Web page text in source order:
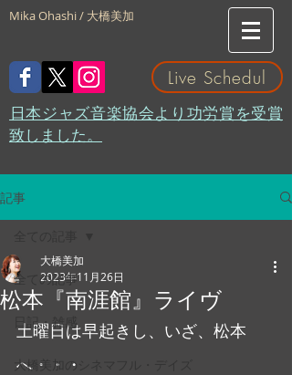
Mika Ohashi / 大橋美加
Live Schedul
​日本ジャズ音楽協会より功労賞を受賞
致しました。
記事
全ての記事
日記・雑感
大橋美加のシネマフル・デイズ
松本『南涯館』ライヴ
大橋美加
2023年11月26日
土曜日は早起きし、いざ、松本
へ・・・